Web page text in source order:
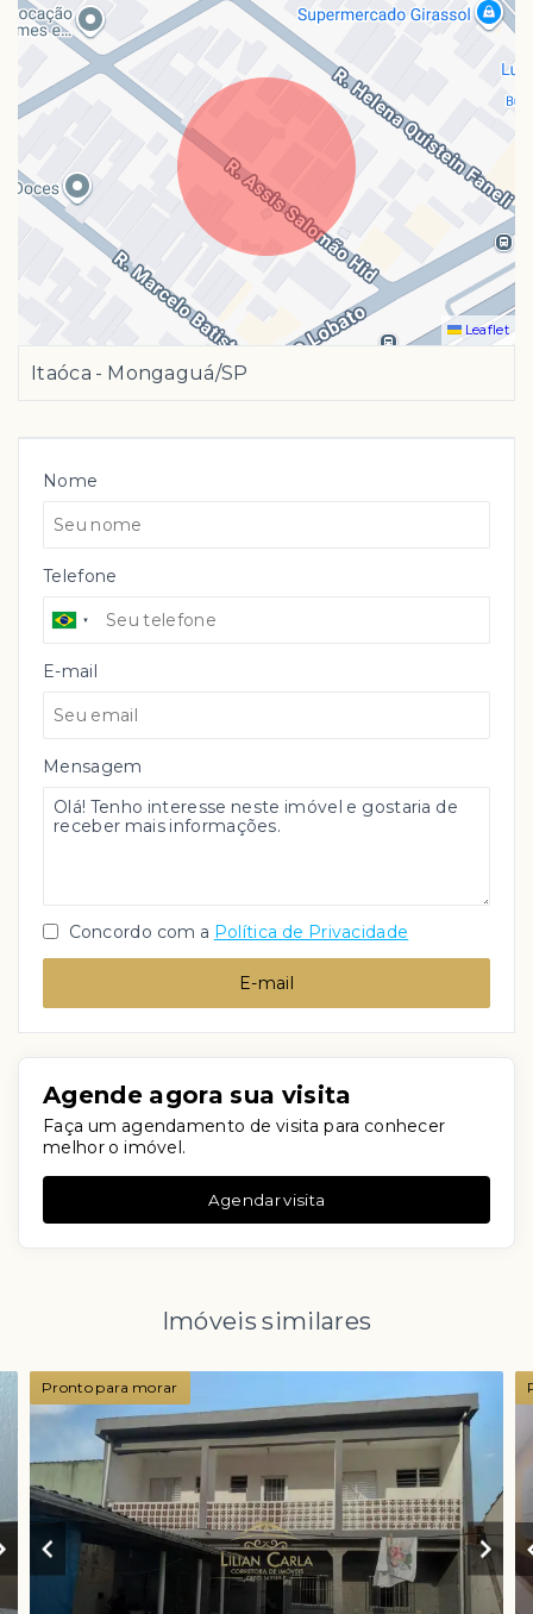
Nome
Telefone
E-mail
Mensagem
Concordo com a Política de Privacidade
E-mail
Agende agora sua visita
Faça um agendamento de visita para conhecer
melhor o imóvel.
Agendar visita
Leaflet
Itaóca - Mongaguá/SP
Imóveis similares
Pronto para morar